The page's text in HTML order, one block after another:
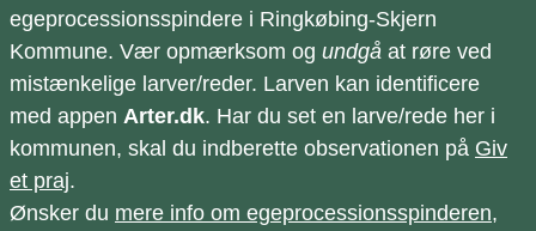
egeprocessionsspindere i Ringkøbing-Skjern
Kommune. Vær opmærksom og undgå at røre ved
mistænkelige larver/reder. Larven kan identificere
med appen Arter.dk. Har du set en larve/rede her i
kommunen, skal du indberette observationen på Giv
et praj.
Ønsker du mere info om egeprocessionsspinderen,